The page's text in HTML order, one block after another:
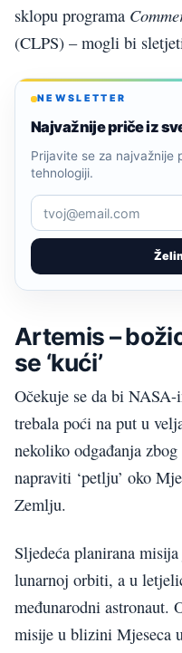
sklopu programa
(CLPS) – mogli bi
NEWSLETTER
Najvažnije priče iz
Prijavite se za najvažnije
tehnologiji.
Artemis –
se ‘kući’
Očekuje se da bi
trebala poći na put u
nekoliko odgađanja
napraviti ‘petlju’ oko
Zemlju.
Sljedeća planirana
lunarnoj orbiti, a u
međunarodni astronaut.
misije u blizini Mjeseca